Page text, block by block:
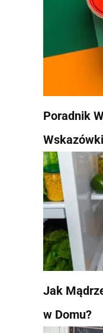
Poradnik
Jak
w Domu?